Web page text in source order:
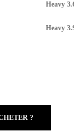
Heavy
Heavy
?